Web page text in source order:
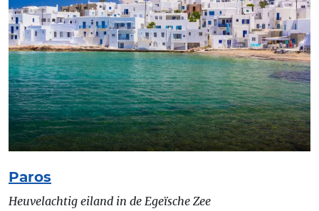
Paros
Heuvelachtig eiland in de Egeïsche Zee